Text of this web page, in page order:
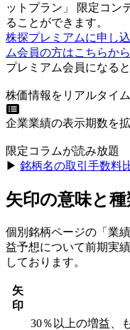
ットプラン 」 限定コン
ることができます。
株探プレミアムに申し
ム会員の方はこちらか
プレミアム会員になる
株価情報をリアルタイ
企業業績の表示期数を
限定コラムが読み放題
▶︎ 銘柄名の取引手数料
矢印の意味と種
個別銘柄ページの「業
益予想について前期実
しております。
矢
印
30％以上の増益、